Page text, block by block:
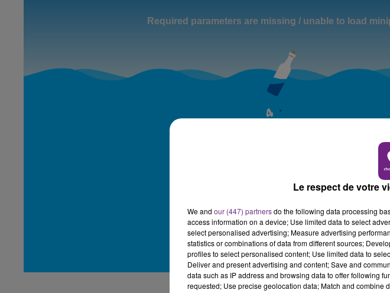
Le respect de votre
We and our (447) partnersdo the following data processing
access information on a device; Use limited data to select
select personalised advertising; Measure advertising
statistics or combinations of data from different sources;
profiles to select personalised content; Use limited data to
Deliver and present advertising and content; Save and
data such as IP address and browsing data to offer following
requested; Use precise geolocation data; Match and combine